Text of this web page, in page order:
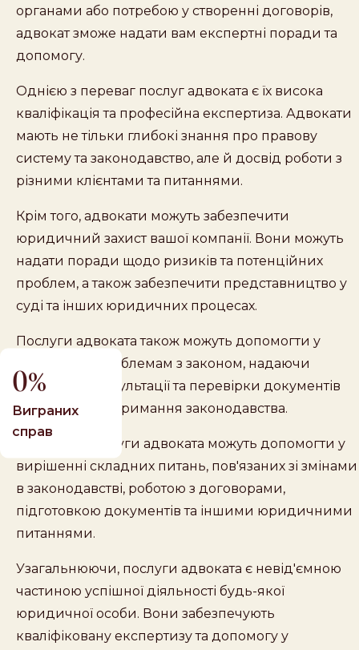
0
Виграних
справ
органами або потребою у створенні договорів,
адвокат зможе надати вам експертні поради та
допомогу.
Однією з переваг послуг адвоката є їх висока
кваліфікація та професійна експертиза. Адвокати
мають не тільки глибокі знання про правову
систему та законодавство, але й досвід роботи з
різними клієнтами та питаннями.
Крім того, адвокати можуть забезпечити
юридичний захист вашої компанії. Вони можуть
надати поради щодо ризиків та потенційних
проблем, а також забезпечити представництво у
суді та інших юридичних процесах.
Послуги адвоката також можуть допомогти у
запобіганні проблемам з законом, надаючи
регулярні консультації та перевірки документів
на предмет дотримання законодавства.
І, нарешті, послуги адвоката можуть допомогти у
вирішенні складних питань, пов'язаних зі змінами
в законодавстві, роботою з договорами,
підготовкою документів та іншими юридичними
питаннями.
Узагальнюючи, послуги адвоката є невід'ємною
частиною успішної діяльності будь-якої
юридичної особи. Вони забезпечують
кваліфіковану експертизу та допомогу у